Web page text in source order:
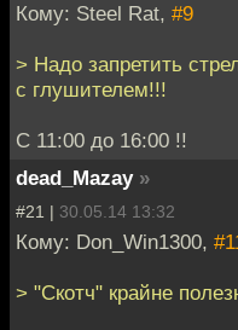
Кому: Steel Rat, #9
> Надо запретить
с глушителем!!!
С 11:00 до 16:00 !!
dead_Mazay »
#21 | 30.05.14 13:32
Кому: Don_Win1300,
> "Скотч" крайне